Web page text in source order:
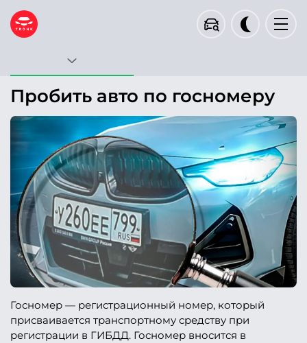
Госномер
Тип запроса будет определен автоматически
Проверить
Пример проверки
Пробить авто по госномеру
Госномер — регистрационный номер, который
присваивается транспортному средству при
регистрации в ГИБДД. Госномер вносится в